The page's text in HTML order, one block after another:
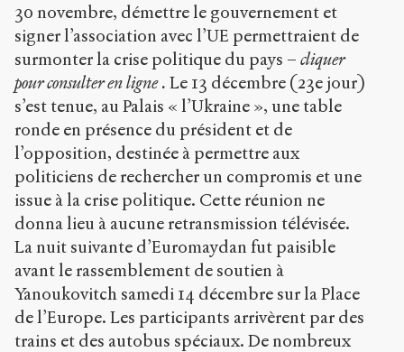
30 novembre, démettre le gouvernement et
signer l’association avec l’UE permettraient de
surmonter la crise politique du pays – cliquer
pour consulter en ligne . Le 13 décembre (23e jour)
s’est tenue, au Palais « l’Ukraine », une table
ronde en présence du président et de
l’opposition, destinée à permettre aux
politiciens de rechercher un compromis et une
issue à la crise politique. Cette réunion ne
donna lieu à aucune retransmission télévisée.
La nuit suivante d’Euromaydan fut paisible
avant le rassemblement de soutien à
Yanoukovitch samedi 14 décembre sur la Place
de l’Europe. Les participants arrivèrent par des
trains et des autobus spéciaux. De nombreux